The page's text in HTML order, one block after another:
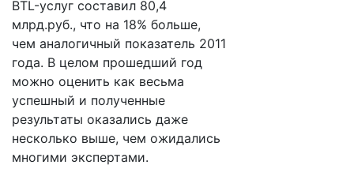
BTL-услуг составил 80,4
млрд.руб., что на 18% больше,
чем аналогичный показатель 2011
года. В целом прошедший год
можно оценить как весьма
успешный и полученные
результаты оказались даже
несколько выше, чем ожидались
многими экспертами.